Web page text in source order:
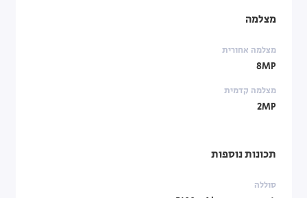
מצלמה
מצלמה אחורית
8MP
מצלמה קדמית
2MP
תכונות נוספות
סוללה